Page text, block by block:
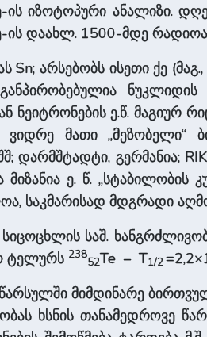
იზოტოპური ანალიზი.
ის დაახლ. 1500-მდე
Sn; არსებობს ისეთი ქე
ე.წ. მაგიურ
მათი „მეზობელი“
დარმშტადტი, გერმანია;
ე. წ. „სტაბილობის
საკმარისად მდგრადი
სიცოცხლის საშ.
ტელურს 238
52Te – T1/2
მიმდინარე
ხსნის თანამედროვე